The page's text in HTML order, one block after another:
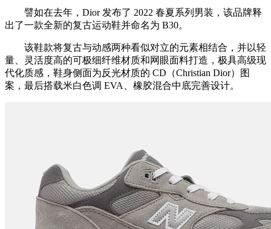
譬如在去年，Dior 发布了 2022 春夏系列男装，该品牌释
出了一款全新的复古运动鞋并命名为 B30。
该鞋款将复古与动感两种看似对立的元素相结合，并以轻
量、灵活度高的可极细纤维材质和网眼面料打造，极具高级现
代化质感，鞋身侧面为反光材质的 CD（Christian Dior）图
案，最后搭载米白色调 EVA、橡胶混合中底完善设计。